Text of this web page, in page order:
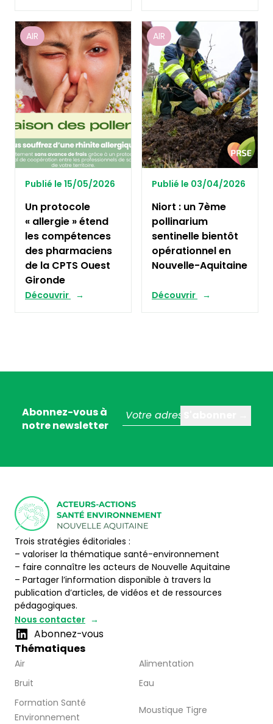
AIR
Publié le 15/05/2026
Un protocole
« allergie » étend
les compétences
des pharmaciens
de la CPTS Ouest
Gironde
Découvrir
AIR
Publié le 03/04/2026
Niort : un 7ème
pollinarium
sentinelle bientôt
opérationnel en
Nouvelle-Aquitaine
Découvrir
Abonnez-vous à
notre newsletter
Trois stratégies éditoriales :
– valoriser la thématique santé-environnement
– faire connaître les acteurs de Nouvelle Aquitaine
– Partager l’information disponible à travers la
publication d’articles, de vidéos et de ressources
pédagogiques.
Nous contacter
Abonnez-vous
Thématiques
Air
Alimentation
Bruit
Eau
Formation Santé
Environnement
Moustique Tigre